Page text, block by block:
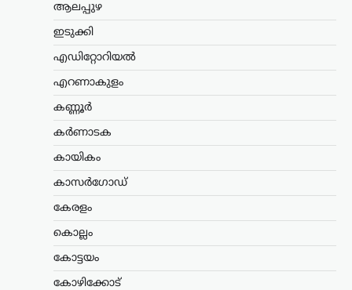
ആലപ്പുഴ
ഇടുക്കി
എഡിറ്റോറിയൽ
എറണാകുളം
കണ്ണൂർ
കർണാടക
കായികം
കാസർഗോഡ്
കേരളം
കൊല്ലം
കോട്ടയം
കോഴിക്കോട്
വ്യക്തിസ്വാതന്ത്ര്യത്തിന്റെ ഭാഗമാണെന്ന
അത് സ്ത്രീകളെ…
ആലപ്പുഴ
നിന്ന് ഒഴിഞ്ഞുമാറി
നിലപാട് മാറ്റം
ന്യൂസ് ഡെസ്ക്
ഓഗസ്റ്റ്‌ 6, 2026
കേരളത്തിലെ മഴക്കെടുതിയും
ബന്ധപ്പെട്ട മാധ്യമപ്രവർത്തകരുടെ
നൽകാതെ എ.ഐ.സി.സി ജനറൽ